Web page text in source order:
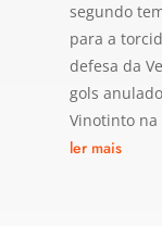
segundo
para a
defesa da
gols
Vinotinto na
ler mais